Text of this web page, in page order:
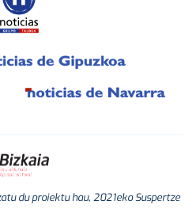
du proiektu hau, 2021eko Suspertze